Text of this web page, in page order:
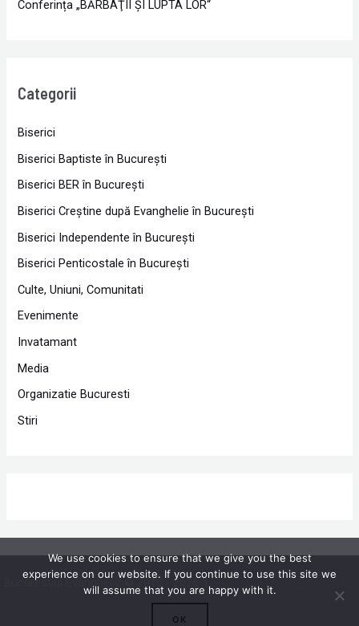
Conferința „BĂRBAŢII ŞI LUPTA LOR“
Categorii
Biserici
Biserici Baptiste în Bucureşti
Biserici BER în Bucureşti
Biserici Creştine după Evanghelie în Bucureşti
Biserici Independente în Bucureşti
Biserici Penticostale în Bucureşti
Culte, Uniuni, Comunitati
Evenimente
Invatamant
Media
Organizatie Bucuresti
Stiri
Bucurestiul Evanghelic © 2010 - 2026 |Powered by Proclamedia.ro
We use cookies to ensure that we give you the best
experience on our website. If you continue to use this site we
will assume that you are happy with it.
OK